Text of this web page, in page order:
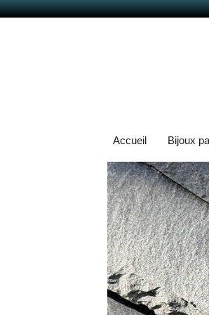
Aller
Accueil Bijoux